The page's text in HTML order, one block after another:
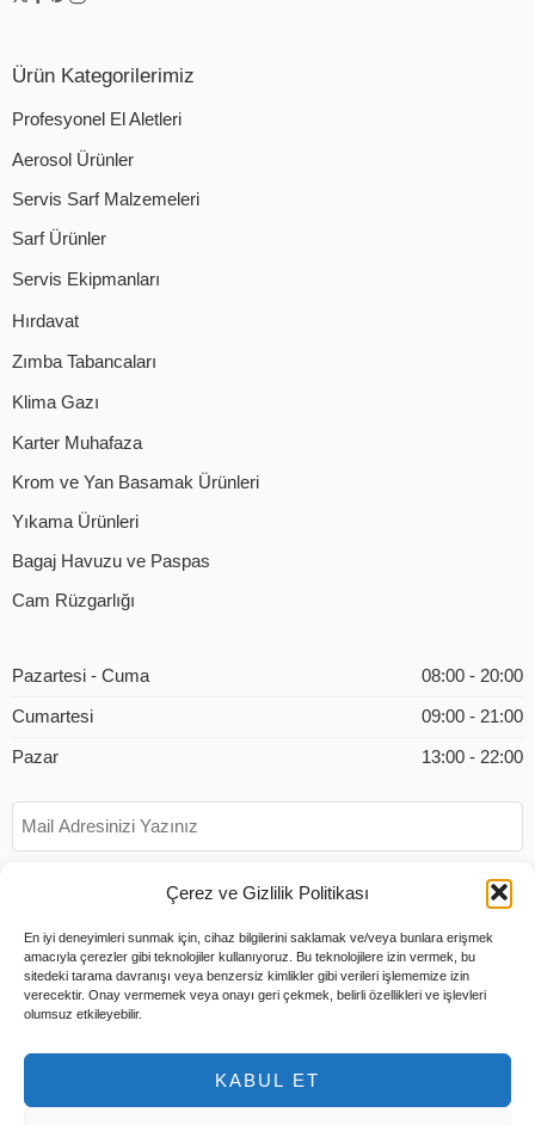
Çerez ve Gizlilik Politikası
En iyi deneyimleri sunmak için, cihaz bilgilerini saklamak ve/veya bunlara erişmek
amacıyla çerezler gibi teknolojiler kullanıyoruz. Bu teknolojilere izin vermek, bu
sitedeki tarama davranışı veya benzersiz kimlikler gibi verileri işlememize izin
verecektir. Onay vermemek veya onayı geri çekmek, belirli özellikleri ve işlevleri
olumsuz etkileyebilir.
KABUL ET
Ürün Kategorilerimiz
Profesyonel El Aletleri
Aerosol Ürünler
Servis Sarf Malzemeleri
Sarf Ürünler
Servis Ekipmanları
Hırdavat
Zımba Tabancaları
Klima Gazı
Karter Muhafaza
Krom ve Yan Basamak Ürünleri
Yıkama Ürünleri
Bagaj Havuzu ve Paspas
Cam Rüzgarlığı
Pazartesi - Cuma 08:00 - 20:00
Cumartesi 09:00 - 21:00
Pazar 13:00 - 22:00